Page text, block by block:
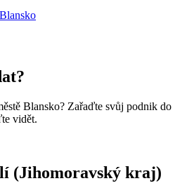
Blansko? Zařaďte svůj podnik do
vidět.
(Jihomoravský kraj)